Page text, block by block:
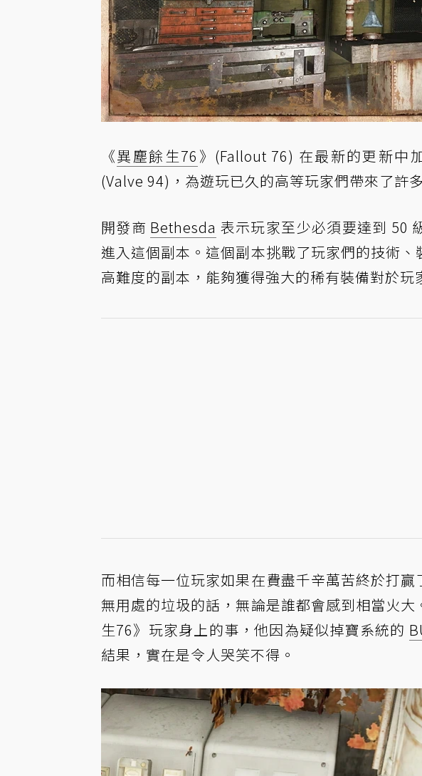
《異塵餘生76 》(Fallout 76) 在最新的更新中
(Valve 94)，為遊玩已久的高等玩家們帶來了許
開發商 Bethesda 表示玩家至少必須要達到 50
進入這個副本。這個副本挑戰了玩家們的技術
高難度的副本，能夠獲得強大的稀有裝備對於玩
而相信每一位玩家如果在費盡千辛萬苦終於打
無用處的垃圾的話，無論是誰都會感到相當火
生76》玩家身上的事，他因為疑似掉寶系統的
結果，實在是令人哭笑不得。